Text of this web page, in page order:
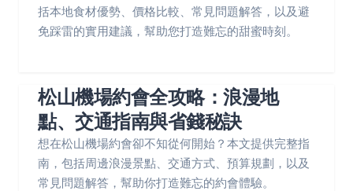
括本地食材優勢、價格比較、常見問題解答，以及避
免踩雷的實用建議，幫助您打造難忘的甜蜜時刻。
松山機場約會全攻略：浪漫地
點、交通指南與省錢秘訣
想在松山機場約會卻不知從何開始？本文提供完整指
南，包括周邊浪漫景點、交通方式、預算規劃，以及
常見問題解答，幫助你打造難忘的約會體驗。